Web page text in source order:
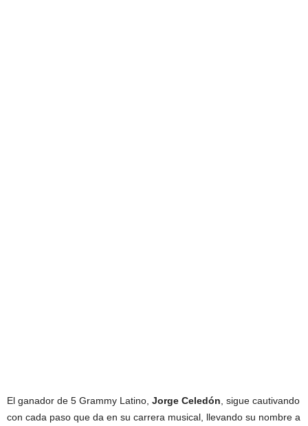
El ganador de 5 Grammy Latino, Jorge Celedón, sigue cautivando
con cada paso que da en su carrera musical, llevando su nombre a